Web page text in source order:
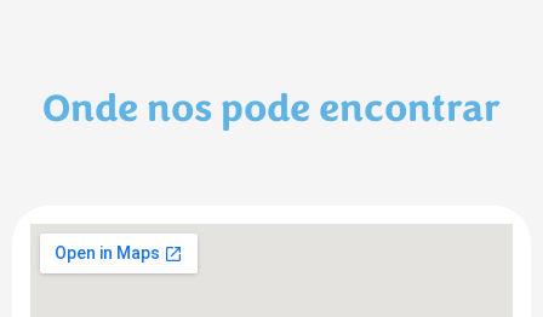
Onde nos pode encontrar